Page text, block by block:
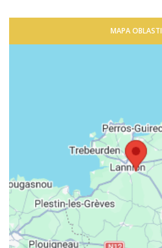
MAPA OBLASTI